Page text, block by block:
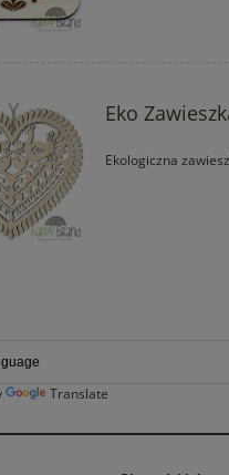
Eko
Ekologiczna
Translate